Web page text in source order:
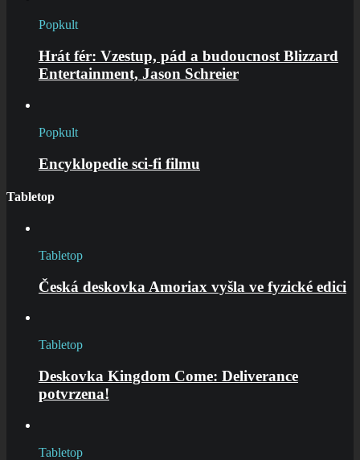
Popkult
Hrát fér: Vzestup, pád a budoucnost Blizzard
Entertainment, Jason Schreier
Popkult
Encyklopedie sci-fi filmu
Tabletop
Tabletop
Česká deskovka Amoriax vyšla ve fyzické edici
Tabletop
Deskovka Kingdom Come: Deliverance
potvrzena!
Tabletop